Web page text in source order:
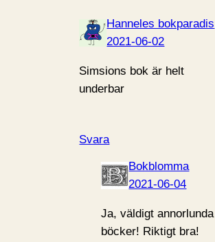
Hanneles bokparadis
2021-06-02
Simsions bok är helt
underbar
Svara
Bokblomma
2021-06-04
Ja, väldigt annorlunda
böcker! Riktigt bra!